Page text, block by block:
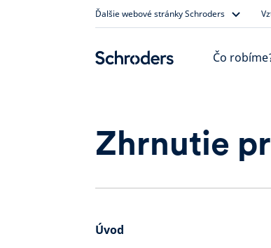
Ďalšie webové stránky Schroders
Čo
Zhrnutie
Úvod